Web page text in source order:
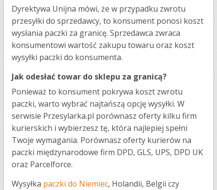
Dyrektywa Unijna mówi, że w przypadku zwrotu
przesyłki do sprzedawcy, to konsument ponosi koszt
wysłania paczki za granicę. Sprzedawca zwraca
konsumentowi wartość zakupu towaru oraz koszt
wysyłki paczki do konsumenta.
Jak odesłać towar do sklepu za granicą?
Ponieważ to konsument pokrywa koszt zwrotu
paczki, warto wybrać najtańszą opcję wysyłki. W
serwisie Przesylarka.pl porównasz oferty kilku firm
kurierskich i wybierzesz tę, która najlepiej spełni
Twoje wymagania. Porównasz oferty kurierów na
paczki międzynarodowe firm DPD, GLS, UPS, DPD UK
oraz Parcelforce.
Wysyłka paczki do Niemiec, Holandii, Belgii czy